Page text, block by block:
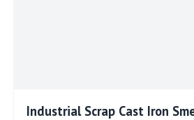
Industrial Scrap Cast Iron